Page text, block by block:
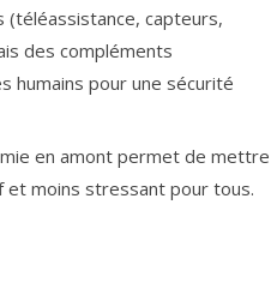
(téléassistance, capteurs,
des compléments
humains pour une sécurité
en amont permet de mettre
et moins stressant pour tous.